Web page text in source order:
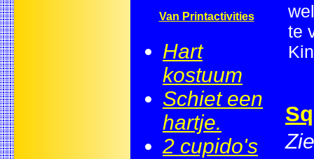
Van Printactivities
Hart
kostuum
Schiet een
hartje.
2 cupido's
te